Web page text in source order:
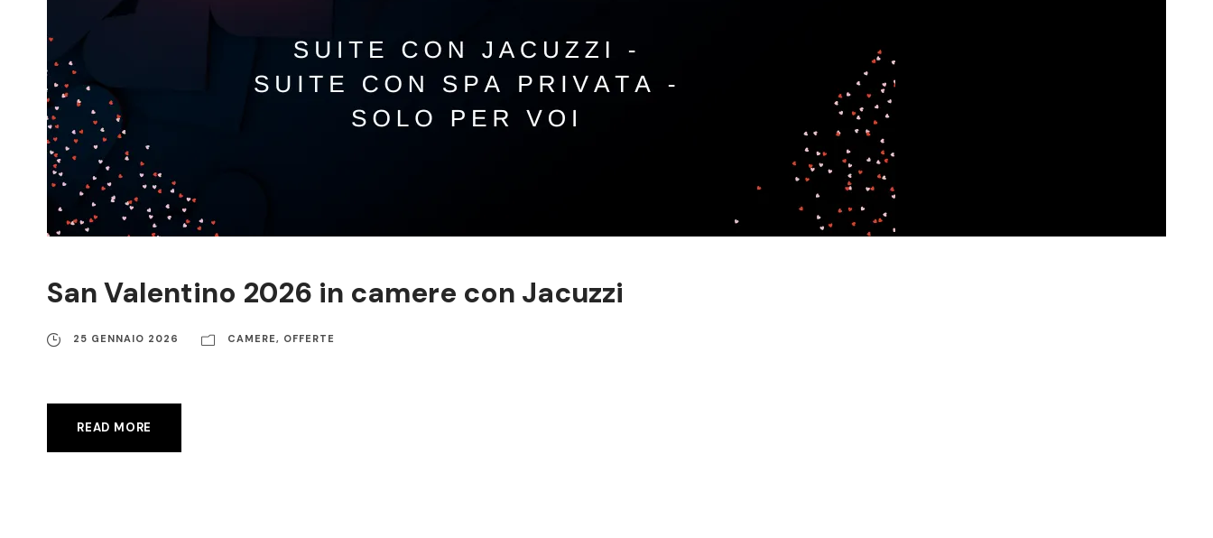
San Valentino 2026 in camere con Jacuzzi
25 GENNAIO 2026 CAMERE, OFFERTE
READ MORE